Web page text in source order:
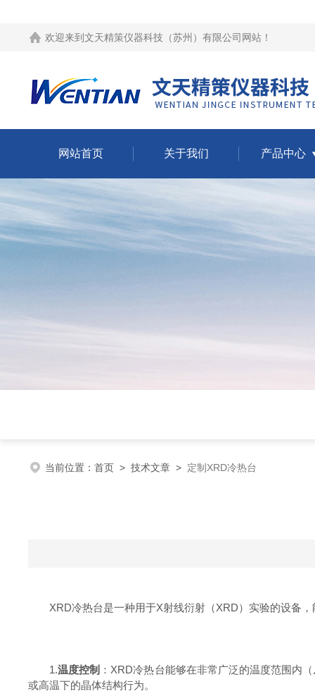
欢迎来到 文天精策仪器科技（苏州）有限公司网站 ！
网站首页 关于我们 产品中心
当前位置： 首页 > 技术文章 > 定制XRD冷热台
XRD冷热台是一种用于X射线衍射（XRD）实验的设备
1.温度控制 ：XRD冷热台能够在非常广泛的温度范围内
或高温下的晶体结构行为。